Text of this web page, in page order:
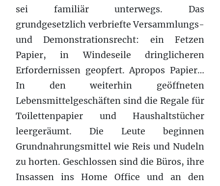
sei familiär unterwegs. Das
grundgesetzlich verbriefte Versammlungs-
und Demonstrationsrecht: ein Fetzen
Papier, in Windeseile dringlicheren
Erfordernissen geopfert. Apropos Papier…
In den weiterhin geöffneten
Lebensmittelgeschäften sind die Regale für
Toilettenpapier und Haushaltstücher
leergeräumt. Die Leute beginnen
Grundnahrungsmittel wie Reis und Nudeln
zu horten. Geschlossen sind die Büros, ihre
Insassen ins Home Office und an den